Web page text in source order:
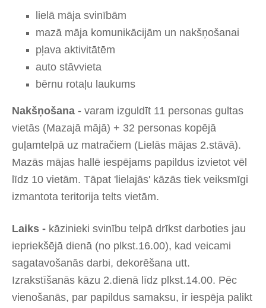
lielā māja svinībām
mazā māja komunikācijām un nakšņošanai
pļava aktivitātēm
auto stāvvieta
bērnu rotaļu laukums
Nakšņošana - varam izguldīt 11 personas gultas
vietās (Mazajā mājā) + 32 personas kopējā
guļamtelpā uz matračiem (Lielās mājas 2.stāvā).
Mazās mājas hallē iespējams papildus izvietot vēl
līdz 10 vietām. Tāpat 'lielajās' kāzās tiek veiksmīgi
izmantota teritorija telts vietām.
Laiks - kāzinieki svinību telpā drīkst darboties jau
iepriekšējā dienā (no plkst.16.00), kad veicami
sagatavošanās darbi, dekorēšana utt.
Izrakstīšanās kāzu 2.dienā līdz plkst.14.00. Pēc
vienošanās, par papildus samaksu, ir iespēja palikt